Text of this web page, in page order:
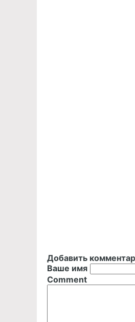
Добавить
Ваше имя
Comment